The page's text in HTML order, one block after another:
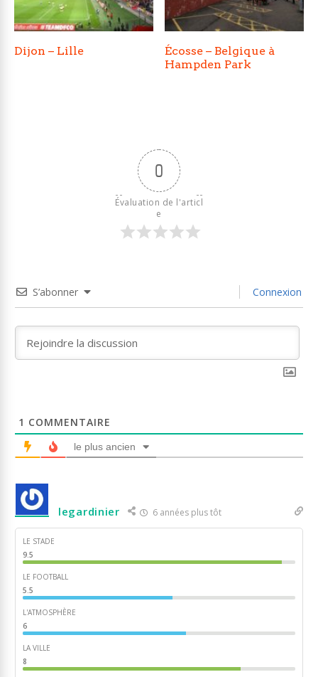
Dijon – Lille
Écosse – Belgique à
Hampden Park
0
Évaluation de l'articl
e
S’abonner Connexion
1 COMMENTAIRE
le plus ancien
legardinier 6 années plus tôt
LE STADE
9.5
LE FOOTBALL
5.5
L'ATMOSPHÈRE
6
LA VILLE
8